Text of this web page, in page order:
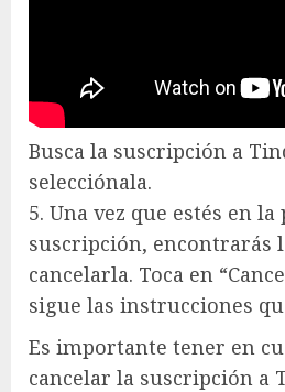
Busca la suscripción a
selecciónala.
5. Una vez que estés en la
suscripción, encontrarás
cancelarla. Toca en
sigue las instrucciones
Es importante tener en
cancelar la suscripción a